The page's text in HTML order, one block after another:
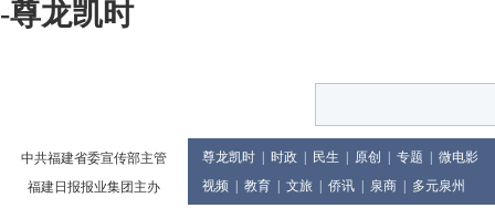
-尊龙凯时
中共福建省委宣传部主管
福建日报报业集团主办
尊龙凯时 时政 民生 原创 专题
微电影
视频
教育 文旅 侨讯 泉商 多元泉州